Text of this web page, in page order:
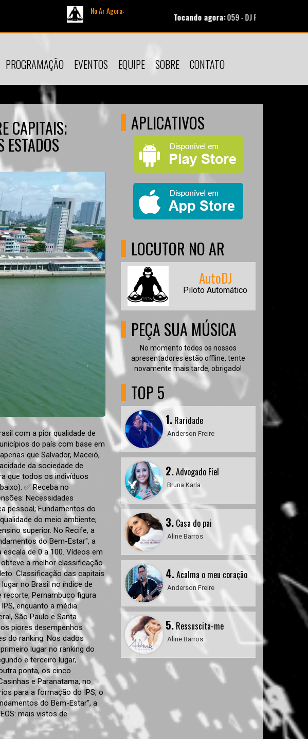
No Ar Agora:
Tocando agora:059 - DJ PV Marcelo Markes Isadora
PROGRAMAÇÃO EVENTOS EQUIPE SOBRE CONTATO
CAPITAIS;
ESTADOS
com a pior qualidade de
do país com base em
que Salvador, Maceió,
da sociedade de
que todos os indivíduos
✅ Receba no
Necessidades
pessoal; Fundamentos do
do meio ambiente;
superior. No Recife, a
do Bem-Estar", a
de 0 a 100. Vídeos em
a melhor classificação
Classificação das capitais
no Brasil no índice de
recorte, Pernambuco figura
enquanto a média
São Paulo e Santa
piores desempenhos
do ranking. Nos dados
lugar no ranking do
e terceiro lugar,
ponta, os cinco
e Paranatama, no
para a formação do IPS, o
do Bem-Estar", a
mais vistos de
APLICATIVOS
LOCUTOR NO AR
AutoDJ
Piloto Automático
PEÇA SUA MÚSICA
No momento todos os nossos
apresentadores estão offline, tente
novamente mais tarde, obrigado!
TOP 5
1.Raridade
Anderson Freire
2.Advogado Fiel
Bruna Karla
3.Casa do pai
Aline Barros
4.Acalma o meu coração
Anderson Freire
5.Ressuscita-me
Aline Barros